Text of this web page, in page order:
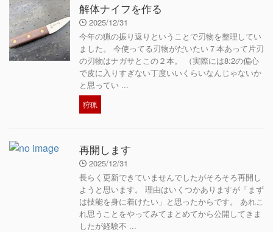
解体ナイフを作る
2025/12/31
今年の猟の振り返りということで刃物を整理してい
ました。 今使ってる刃物がだいたい７本あって片刃
の刃物はナガサとこの２本。 （実際には8:2の偏心
で皮に入りすぎない丁度いいくらいなんじゃないか
と思ってい ...
狩猟
再開します
2025/12/31
長らく更新できていませんでしたがそろそろ再開し
ようと思います。 理由はいくつかありますが「まず
は技能を身に着けたい」と思ったからです。 あれこ
れ思うことをやってみてまとめてから公開してきま
したが経験不 ...